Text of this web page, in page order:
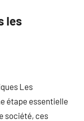
les
Les
étape essentielle
société, ces